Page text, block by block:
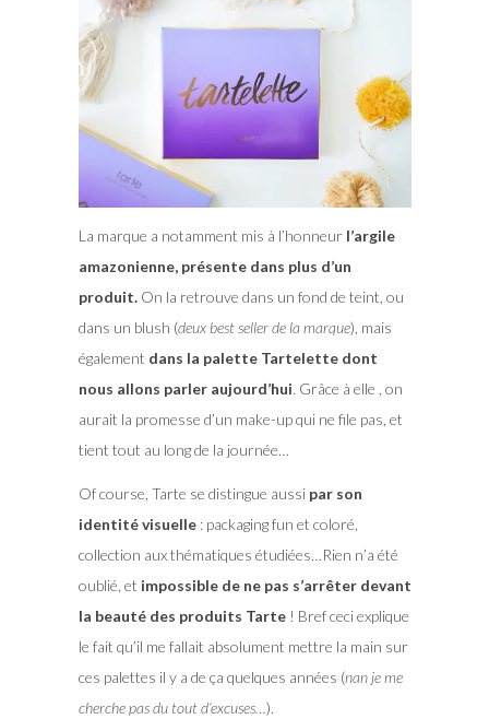
La marque a notamment mis à l’honneur l’argile
amazonienne, présente dans plus d’un
produit.On la retrouve dans un fond de teint, ou
dans un blush (deux best seller de la marque), mais
également dans la palette Tartelette dont
nous allons parler aujourd’hui. Grâce à elle , on
aurait la promesse d’un make-up qui ne file pas, et
tient tout au long de la journée…
Of course, Tarte se distingue aussi par son
identité visuelle: packaging fun et coloré,
collection aux thématiques étudiées…Rien n’a été
oublié, et impossible de ne pas s’arrêter devant
la beauté des produits Tarte! Bref ceci explique
le fait qu’il me fallait absolument mettre la main sur
ces palettes il y a de ça quelques années (nan je me
cherche pas du tout d’excuses…).